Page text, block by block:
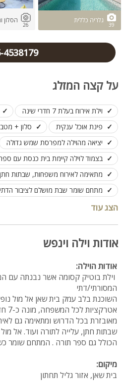
39
גלריה כללית
26
הסלון
4538179
על קצה המזלג
וילת אירוח בעלת 7 חדרי שינה
פינת אוכל ענקית
סלון +
יציאה מהוילה למפרסת שמש גדולה
בצמוד לוילה קיימת בית כנסת עם
מתאימה לאירוח משפחות, שבתות
מתחם שומר שבת מושלם לציבור הדתי
הצג עוד
אודות וילה וינפש
אודות הוילה:
וילת בוטיק קסומה אשר נבנתה עם
המסורתי/דתי
השוכנת בלב עמק בית שאן אל מול
מאובזרת בכל הדרוש ומתאימה גם
שבתות חתן, עלייה לתורה ועוד. אל
הכולל גם ספר תורה . המתחם שומר
מיקום:
בית שאן, אזור גליל תחתון